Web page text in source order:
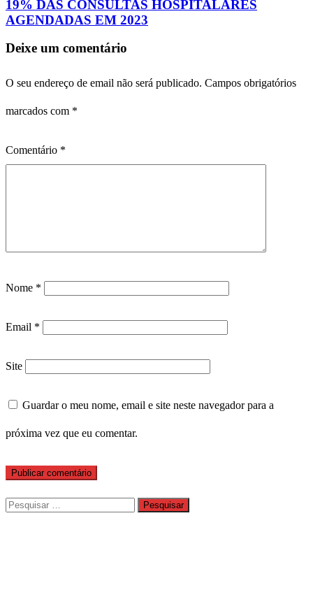
19% DAS CONSULTAS HOSPITALARES
AGENDADAS EM 2023
Deixe um comentário
O seu endereço de email não será publicado. Campos obrigatórios
marcados com *
Comentário *
Nome *
Email *
Site
Guardar o meu nome, email e site neste navegador para a
próxima vez que eu comentar.
Pesquisar
por: